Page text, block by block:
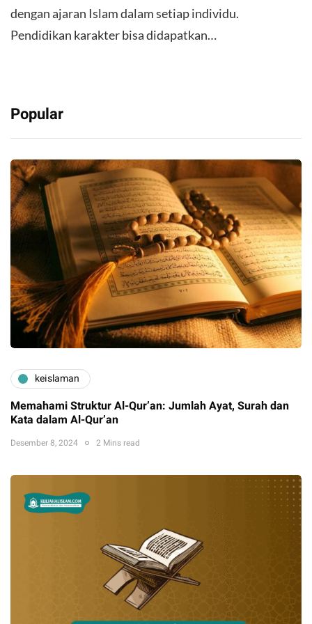
dengan ajaran Islam dalam setiap individu.
Pendidikan karakter bisa didapatkan…
Popular
keislaman
Memahami Struktur Al-Qur’an: Jumlah Ayat, Surah dan
Kata dalam Al-Qur’an
Desember 8, 2024 2 Mins read